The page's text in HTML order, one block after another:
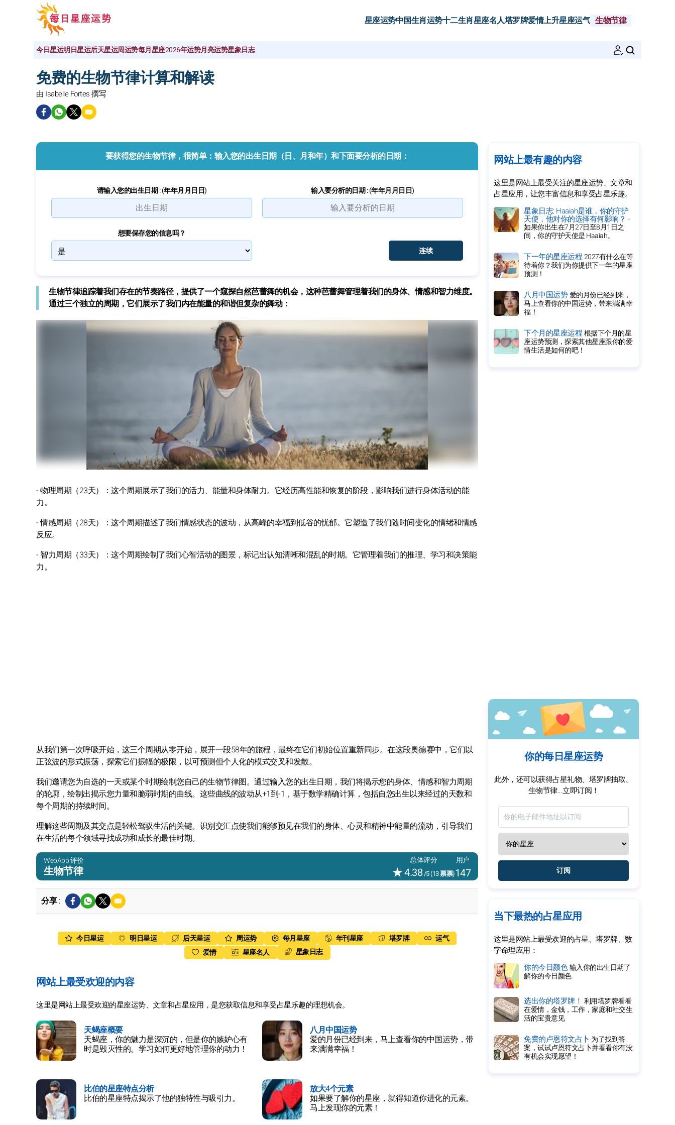
星座运势中国生肖运势十二生肖星座名人塔罗牌爱情上升星座运气 生物节律
今日星运明日星运后天星运周运势每月星座2026年运势月亮运势星象日志
免费的生物节律计算和解读
由 Isabelle Fortes 撰写
要获得您的生物节律，很简单：输入您的出生日期（日、月和年）和下面要分析的日期：
请输入您的出生日期 : (年年月月日日) 输入要分析的日期 : (年年月月日日)
想要保存您的信息吗？
生物节律追踪着我们存在的节奏路径，提供了一个窥探自然芭蕾舞的机会，这种芭蕾舞管理着我们的身体、情感和智力维度。
通过三个独立的周期，它们展示了我们内在能量的和谐但复杂的舞动：
- 物理周期（23天）：这个周期展示了我们的活力、能量和身体耐力。它经历高性能和恢复的阶段，影响我们进行身体活动的能
力。
- 情感周期（28天）：这个周期描述了我们情感状态的波动，从高峰的幸福到低谷的忧郁。它塑造了我们随时间变化的情绪和情感
反应。
- 智力周期（33天）：这个周期绘制了我们心智活动的图景，标记出认知清晰和混乱的时期。它管理着我们的推理、学习和决策能
力。
从我们第一次呼吸开始，这三个周期从零开始，展开一段58年的旅程，最终在它们初始位置重新同步。在这段奥德赛中，它们以
正弦波的形式振荡，探索它们振幅的极限，以可预测但个人化的模式交叉和发散。
我们邀请您为自选的一天或某个时期绘制您自己的生物节律图。通过输入您的出生日期，我们将揭示您的身体、情感和智力周期
的轮廓，绘制出揭示您力量和脆弱时期的曲线。这些曲线的波动从+1到-1，基于数学精确计算，包括自您出生以来经过的天数和
每个周期的持续时间。
理解这些周期及其交点是轻松驾驭生活的关键。识别交汇点使我们能够预见在我们的身体、心灵和精神中能量的流动，引导我们
在生活的每个领域寻找成功和成长的最佳时期。
WebApp 评价
生物节律
总体评分
★4.38/5 (13票票)
用户
147
分享 :
今日星运 明日星运 后天星运 周运势 每月星座 年刊星座 塔罗牌
运气
爱情
星座名人 星象日志
网站上最受欢迎的内容
这里是网站上最受欢迎的星座运势、文章和占星应用，是您获取信息和享受占星乐趣的理想机会。
天蝎座概要
天蝎座，你的魅力是深沉的，但是你的嫉妒心有
时是毁灭性的。学习如何更好地管理你的动力！
八月中国运势
爱的月份已经到来，马上查看你的中国运势，带
来满满幸福！
比伯的星座特点分析
比伯的星座特点揭示了他的独特性与吸引力。
放大4个元素
如果要了解你的星座，就得知道你进化的元素。
马上发现你的元素！
网站上最有趣的内容
这里是网站上最受关注的星座运势、文章和
占星应用，让您丰富信息和享受占星乐趣。
星象日志: Haaiah是谁，你的守护
天使，他对你的选择有何影响？ -
如果你出生在7月27日至8月1日之
间，你的守护天使是 Haaiah。
下一年的星座运程2027有什么在等
待着你？我们为你提供下一年的星座
预测！
八月中国运势爱的月份已经到来，
马上查看你的中国运势，带来满满幸
福！
下个月的星座运程根据下个月的星
座运势预测，探索其他星座跟你的爱
情生活是如何的吧！
你的每日星座运势
此外，还可以获得占星礼物、塔罗牌抽取、
生物节律...立即订阅！
订阅
当下最热的占星应用
这里是网站上最受欢迎的占星、塔罗牌、数
字命理应用：
你的今日颜色输入你的出生日期了
解你的今日颜色
选出你的塔罗牌！ 利用塔罗牌看看
在爱情，金钱，工作，家庭和社交生
活的宝贵意见
免费的卢恩符文占卜 为了找到答
案，试试卢恩符文占卜并看看你有没
有机会实现愿望！